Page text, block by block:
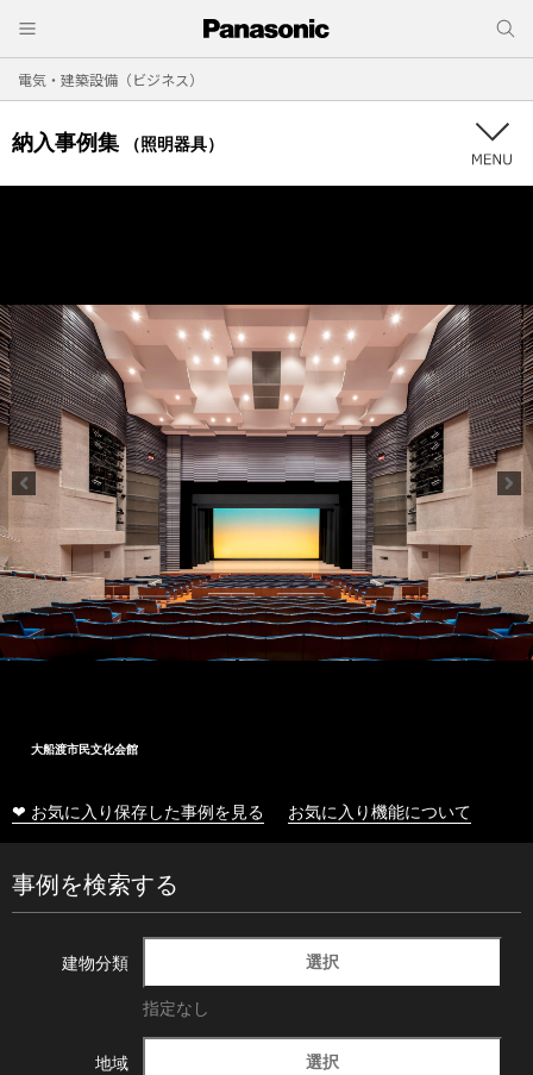
電気・建築設備（ビジネス）
納入事例集 （照明器具）
大船渡市民文化会館
❤ お気に入り保存した事例を見る お気に入り機能について
事例を検索する
建物分類 選択
指定なし
地域 選択